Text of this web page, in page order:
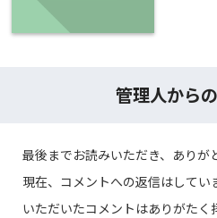
管理人から
最後までお読みいただき、ありが
現在、コメントへの返信はしてい
いただいたコメントはありがたく